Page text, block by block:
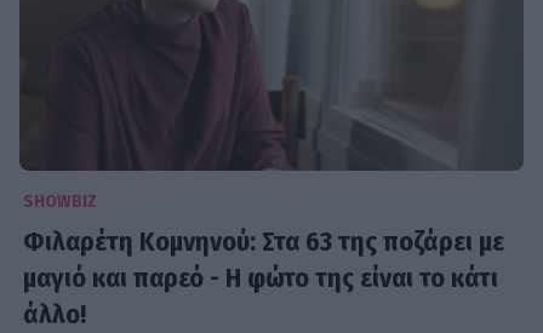
SHOWBIZ
Φιλαρέτη Κομνηνού: Στα 63 της ποζάρει με
μαγιό και παρεό - Η φώτο της είναι το κάτι
άλλο!